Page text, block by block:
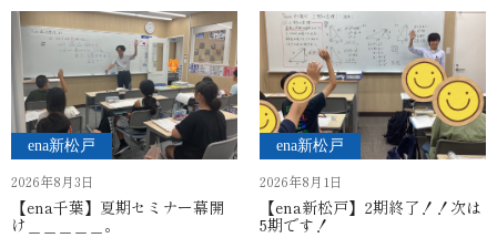
ena新松戸
2026年8月3日
【ena千葉】夏期セミナー幕開
け＿＿＿＿＿。
ena新松戸
2026年8月1日
【ena新松戸】2期終了！！次は
5期です！